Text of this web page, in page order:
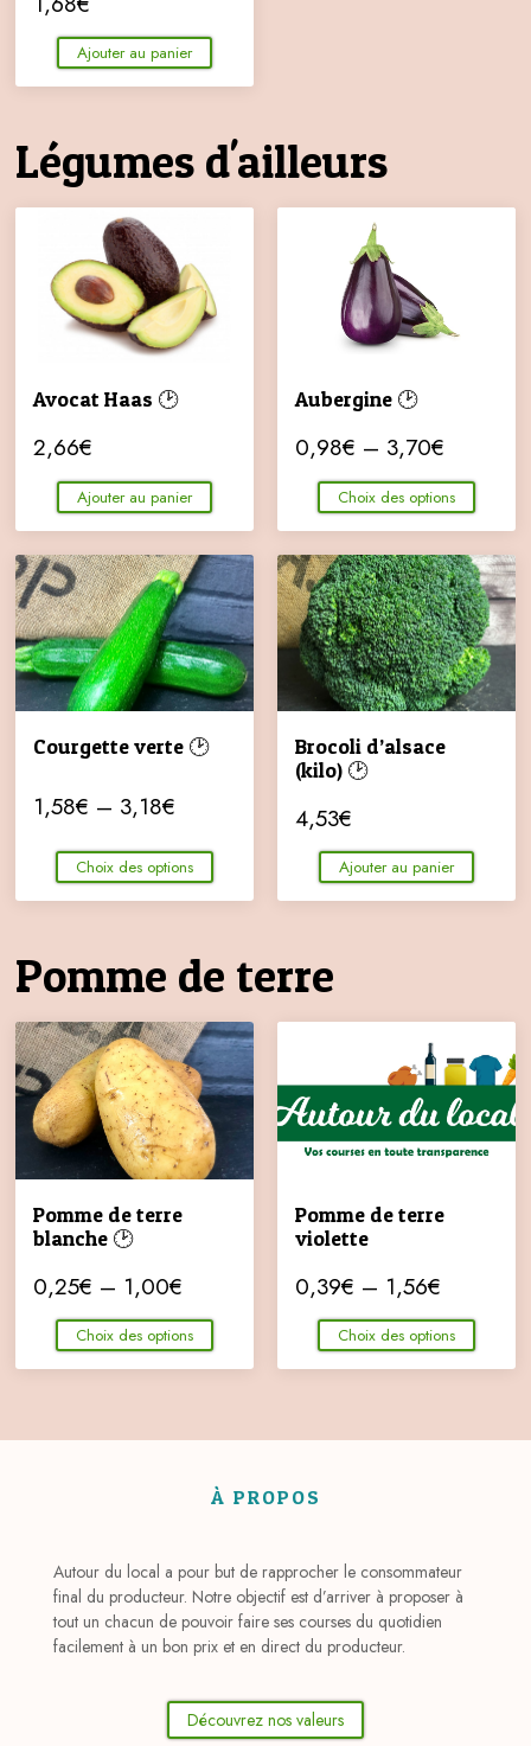
Ajouter au panier
Légumes d'ailleurs
Avocat Haas 🕑
2,66€
Ajouter au panier
Aubergine 🕑
0,98€ – 3,70€
Choix des options
Courgette verte 🕑
1,58€ – 3,18€
Choix des options
Brocoli d’alsace
(kilo) 🕑
4,53€
Ajouter au panier
Pomme de terre
Pomme de terre
blanche 🕑
0,25€ – 1,00€
Choix des options
Pomme de terre
violette
0,39€ – 1,56€
Choix des options
À PROPOS
Autour du local a pour but de rapprocher le consommateur
final du producteur. Notre objectif est d’arriver à proposer à
tout un chacun de pouvoir faire ses courses du quotidien
facilement à un bon prix et en direct du producteur.
Découvrez nos valeurs